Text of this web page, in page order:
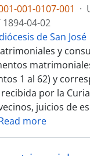
001-0107-001 ·
04-02
de San José
y
1 al 62) y
por la
juicios de
more